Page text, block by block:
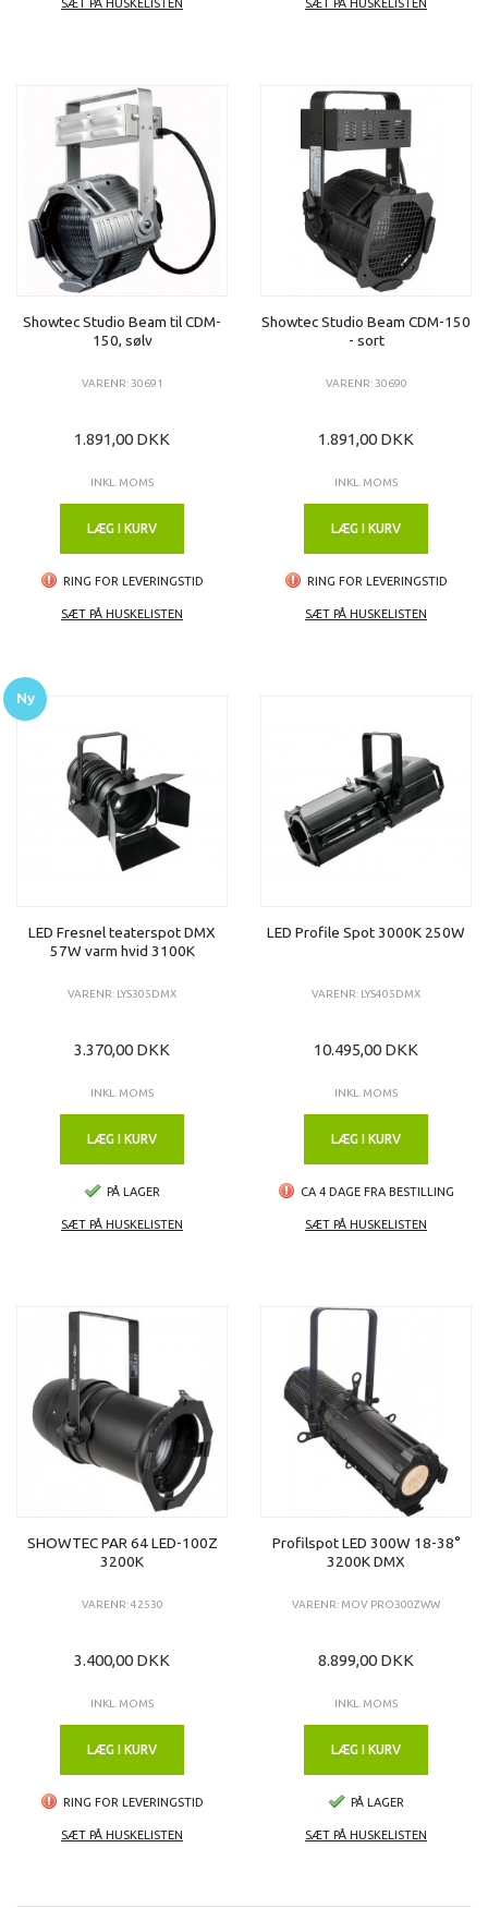
SÆT PÅ HUSKELISTEN SÆT PÅ HUSKELISTEN
Showtec Studio Beam til CDM-
150, sølv
VARENR: 30691
1.891,00 DKK
INKL. MOMS
LÆG I KURV
RING FOR LEVERINGSTID
SÆT PÅ HUSKELISTEN
Showtec Studio Beam CDM-150
- sort
VARENR: 30690
1.891,00 DKK
INKL. MOMS
LÆG I KURV
RING FOR LEVERINGSTID
SÆT PÅ HUSKELISTEN
LED Fresnel teaterspot DMX
57W varm hvid 3100K
VARENR: LYS305DMX
3.370,00 DKK
INKL. MOMS
LÆG I KURV
PÅ LAGER
SÆT PÅ HUSKELISTEN
Ny
LED Profile Spot 3000K 250W
VARENR: LYS405DMX
10.495,00 DKK
INKL. MOMS
LÆG I KURV
CA 4 DAGE FRA BESTILLING
SÆT PÅ HUSKELISTEN
SHOWTEC PAR 64 LED-100Z
3200K
VARENR: 42530
3.400,00 DKK
INKL. MOMS
LÆG I KURV
RING FOR LEVERINGSTID
SÆT PÅ HUSKELISTEN
Profilspot LED 300W 18-38°
3200K DMX
VARENR: MOV PRO300ZWW
8.899,00 DKK
INKL. MOMS
LÆG I KURV
PÅ LAGER
SÆT PÅ HUSKELISTEN